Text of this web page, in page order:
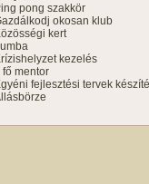
pong szakkör
okosan klub
kert
kezelés
fő mentor
fejlesztési tervek